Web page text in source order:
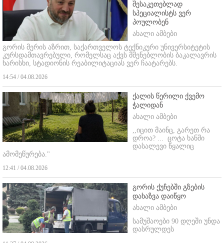
შესაკეთებლად
სპეციალისტს ვერ
პოულობენ
ახალი ამბები
გორის მერის აზრით, საქართველოს ტექნიკური უნივერსიტეტის
კურსდამთავრებული, რომელსაც აქვს მშენებლობის ბაკალავრის
ხარისხი, სტადიონის რეაბილიტაციას ვერ ჩაატარებს.
14:54 / 04.08.2026
ქალის წერილი ქვემო
ჭალიდან
ახალი ამბები
,,იცით მაინც, გარეთ რა
დროა? ... ცოტა ხანში
დასალევი წყალიც
ამომეწურება."
12:41 / 04.08.2026
გორის ქუჩებში გზების
დახაზვა დაიწყო
ახალი ამბები
სამუშაოები 90 დღეში უნდა
დასრულდეს